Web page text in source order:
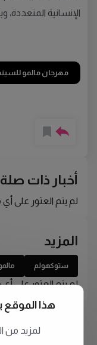
الإنسانية المتعددة،
مهرجان مالمو
أخبار ذات صلة
لم يتم العثور على
المزيد
ستوكهولم
لم يتم العثور على
هذا الموقع
لمزيد من